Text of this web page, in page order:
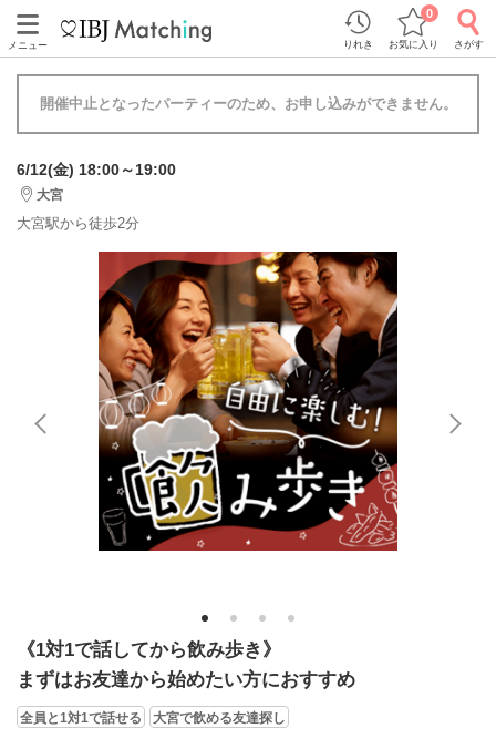
メニュー りれき お気に入り
0
さがす
開催中止となったパーティーのため、お申し込みができません。
6/12(金) 18:00～19:00
大宮
大宮駅から徒歩2分
1 2 3 4
《1対1で話してから飲み歩き》
まずはお友達から始めたい方におすすめ
全員と1対1で話せる 大宮で飲める友達探し